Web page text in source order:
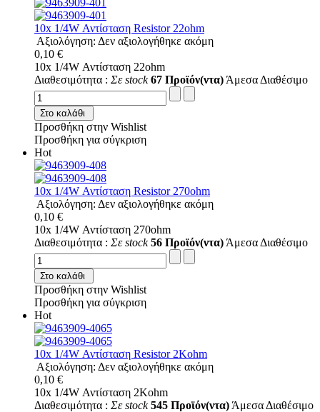
10x 1/4W Αντίσταση Resistor 22ohm
Αξιολόγηση: Δεν αξιολογήθηκε ακόμη
0,10 €
10x 1/4W Αντίσταση 22ohm
Διαθεσιμότητα : Σε stock 67 Προϊόν(ντα) Άμεσα Διαθέσιμο
Στο καλάθι
Προσθήκη στην Wishlist
Προσθήκη για σύγκριση
Hot
10x 1/4W Αντίσταση Resistor 270ohm
Αξιολόγηση: Δεν αξιολογήθηκε ακόμη
0,10 €
10x 1/4W Αντίσταση 270ohm
Διαθεσιμότητα : Σε stock 56 Προϊόν(ντα) Άμεσα Διαθέσιμο
Στο καλάθι
Προσθήκη στην Wishlist
Προσθήκη για σύγκριση
Hot
10x 1/4W Αντίσταση Resistor 2Kohm
Αξιολόγηση: Δεν αξιολογήθηκε ακόμη
0,10 €
10x 1/4W Αντίσταση 2Kohm
Διαθεσιμότητα : Σε stock 545 Προϊόν(ντα) Άμεσα Διαθέσιμο